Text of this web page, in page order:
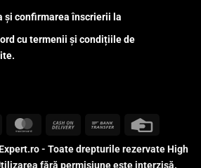
și confirmarea înscrierii la
cu termenii și condițiile de
MasterCardCash
Delivery
Bank
- Toate drepturile rezervate High
fără permisiune este interzisă.